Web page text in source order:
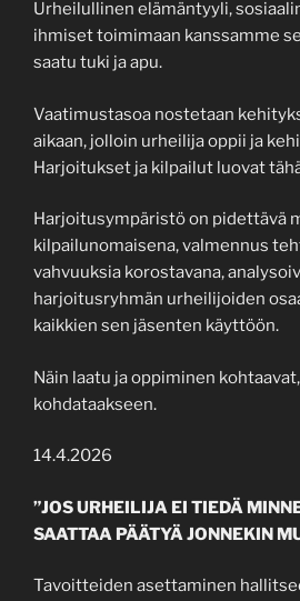
Urheilullinen elämäntyyli,
ihmiset toimimaan kanssamme
saatu tuki ja apu.
Vaatimustasoa nostetaan
aikaan, jolloin urheilija oppii ja
Harjoitukset ja kilpailut luovat
Harjoitusympäristö on pidettävä
kilpailunomaisena, valmennus
vahvuuksia korostavana,
harjoitusryhmän urheilijoiden
kaikkien sen jäsenten käyttöön.
Näin laatu ja oppiminen
kohdataakseen.
14.4.2026
”JOS URHEILIJA EI TIEDÄ
SAATTAA PÄÄTYÄ JONNEKIN
Tavoitteiden asettaminen